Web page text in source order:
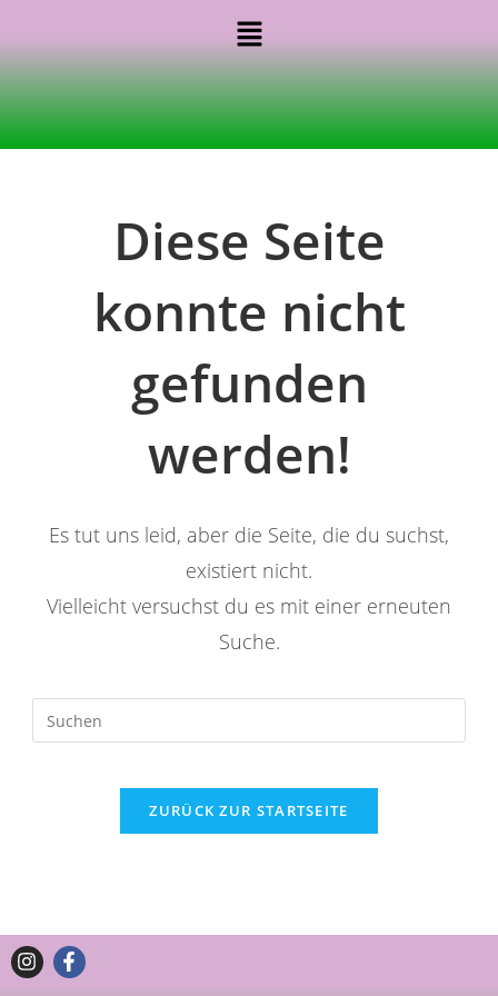
Diese Seite
konnte nicht
gefunden
werden!
Es tut uns leid, aber die Seite, die du suchst,
existiert nicht.
Vielleicht versuchst du es mit einer erneuten
Suche.
ZURÜCK ZUR STARTSEITE